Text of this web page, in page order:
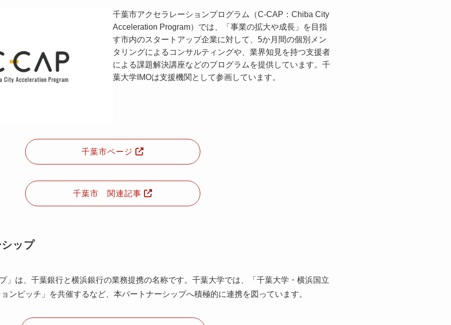
千葉市アクセラレーションプログラム（C-CAP：Chiba City
Acceleration Program）では、「事業の拡大や成長」を目指
す市内のスタートアップ企業に対して、5か月間の個別メン
タリングによるコンサルティングや、業界知見を持つ支援者
による課題解決講座などのプログラムを提供しています。千
葉大学IMOは支援機関として参画しています。
千葉市ページ
千葉市 関連記事
ップ
」は、千葉銀行と横浜銀行の業務提携の名称です。千葉大学では、「千葉大学・横浜国立
ンピッチ」を共催するなど、本パートナーシップへ積極的に連携を図っています。